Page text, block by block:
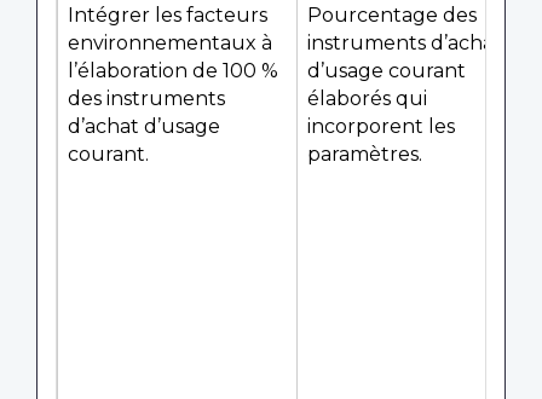
Intégrer les facteurs
environnementaux à
l’élaboration de 100 %
des instruments
d’achat d’usage
courant.
Pourcentage des
instruments d’achat
d’usage courant
élaborés qui
incorporent les
paramètres.